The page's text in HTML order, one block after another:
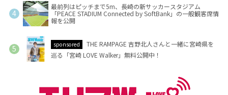
最前列はピッチまで5m、長崎の新サッカースタジアム
「PEACE STADIUM Connected by SoftBank」の一般観客席情
報を公開
sponsored
THE RAMPAGE 吉野北人さんと一緒に宮崎県を
巡る「宮崎 LOVE Walker」無料公開中！